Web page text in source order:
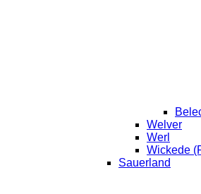
Welver
Werl
Wickede
Sauerland